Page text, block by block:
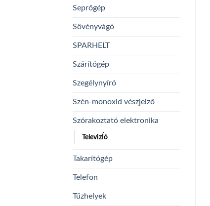
Seprőgép
Sövényvágó
SPARHELT
Szárítógép
Szegélynyíró
Szén-monoxid vészjelző
Szórakoztató elektronika
TelevizÍó
Takarítógép
Telefon
Tűzhelyek